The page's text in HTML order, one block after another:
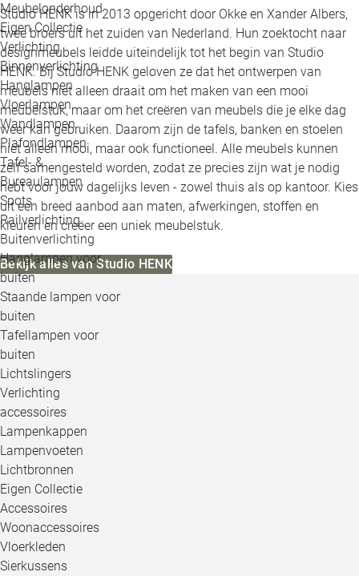
Meubelonderhoud
Eigen Collectie
Verlichting
Binnenverlichting
Hanglampen
Vloerlampen
Wandlampen
Plafondlampen
Tafel- &
Bureaulampen
Spots
Railverlichting
Buitenverlichting
Hanglampen voor
buiten
Staande lampen voor
buiten
Tafellampen voor
buiten
Lichtslingers
Verlichting
accessoires
Lampenkappen
Lampenvoeten
Lichtbronnen
Eigen Collectie
Accessoires
Woonaccessoires
Vloerkleden
Sierkussens
Studio HENK is in 2013 opgericht door Okke en Xander Albers,
twee broers uit het zuiden van Nederland. Hun zoektocht naar
designmeubels leidde uiteindelijk tot het begin van Studio
HENK. Bij Studio HENK geloven ze dat het ontwerpen van
meubels niet alleen draait om het maken van een mooi
meubelstuk, maar om het creëren van meubels die je elke dag
weer kan gebruiken. Daarom zijn de tafels, banken en stoelen
niet alleen mooi, maar ook functioneel. Alle meubels kunnen
zelf samengesteld worden, zodat ze precies zijn wat je nodig
hebt voor jouw dagelijks leven - zowel thuis als op kantoor. Kies
uit een breed aanbod aan maten, afwerkingen, stoffen en
kleuren en creëer een uniek meubelstuk.
Bekijk alles van Studio HENK